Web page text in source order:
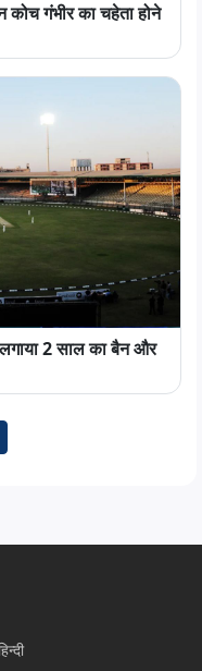
गंभीर का चहेता होने
लगाया 2 साल का बैन और